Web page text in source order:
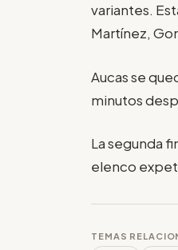
variantes.
Martínez,
Aucas se
minutos
La segunda
elenco
TEMAS